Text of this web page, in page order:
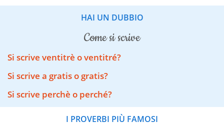
HAI UN DUBBIO
come si scrive
Si scrive ventitrè o ventitré?
Si scrive a gratis o gratis?
Si scrive perchè o perché?
I PROVERBI PIÙ FAMOSI